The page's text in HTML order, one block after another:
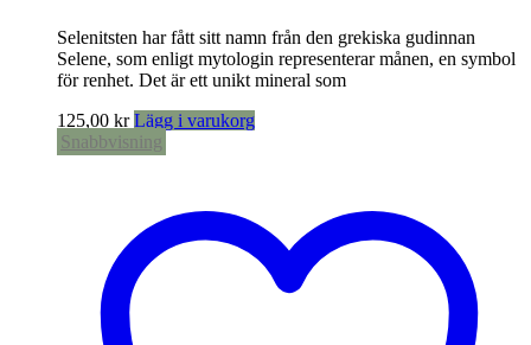
Selenitsten har fått sitt namn från den grekiska gudinnan
Selene, som enligt mytologin representerar månen, en symbol
för renhet. Det är ett unikt mineral som
125,00 kr Lägg i varukorg
Snabbvisning